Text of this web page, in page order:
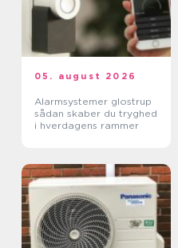
05. august 2026
Alarmsystemer glostrup
sådan skaber du tryghed
i hverdagens rammer